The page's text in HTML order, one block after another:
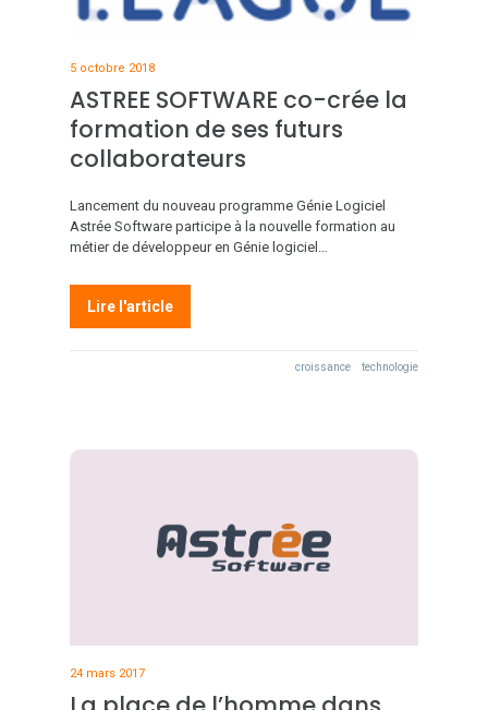
5 octobre 2018
ASTREE SOFTWARE co-crée la
formation de ses futurs
collaborateurs
Lancement du nouveau programme Génie Logiciel
Astrée Software participe à la nouvelle formation au
métier de développeur en Génie logiciel…
Lire l'article
croissance technologie
24 mars 2017